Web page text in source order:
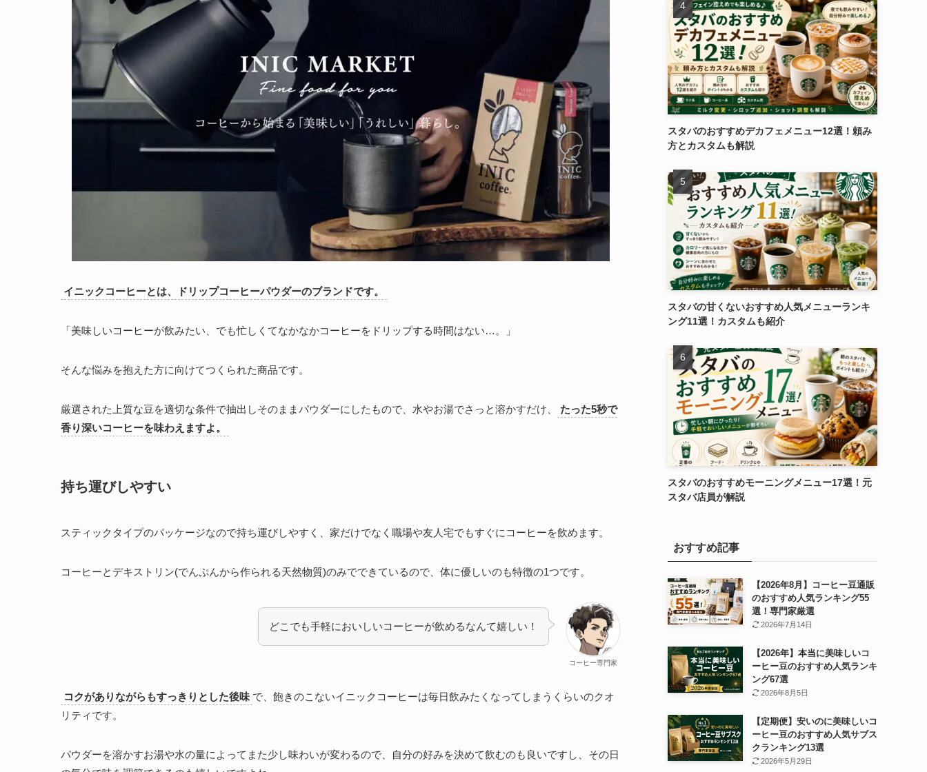
イニックコーヒーとは、ドリップコーヒーパウダーのブランドです。
「美味しいコーヒーが飲みたい、でも忙しくてなかなかコーヒーをドリップする時間はない…。」
そんな悩みを抱えた方に向けてつくられた商品です。
厳選された上質な豆を適切な条件で抽出しそのままパウダーにしたもので、水やお湯でさっと溶かすだけ、
たった5秒で
香り深いコーヒーを味わえますよ。
持ち運びしやすい
スティックタイプのパッケージなので持ち運びしやすく、家だけでなく職場や友人宅でもすぐにコーヒーを飲めます。
コーヒーとデキストリン(でんぷんから作られる天然物質)のみでできているので、体に優しいのも特徴の1つです。
コーヒー専門家
どこでも手軽においしいコーヒーが飲めるなんて嬉しい！
コクがありながらもすっきりとした後味 で、飽きのこないイニックコーヒーは毎日飲みたくなってしまうくらいのクオ
リティです。
パウダーを溶かすお湯や水の量によってまた少し味わいが変わるので、自分の好みを決めて飲むのも良いですし、その日
スタバのおすすめデカフェメニュー12選！頼み
方とカスタムも解説
スタバの甘くないおすすめ人気メニューランキ
ング11選！カスタムも紹介
スタバのおすすめモーニングメニュー17選！元
スタバ店員が解説
おすすめ記事
【2026年8月】コーヒー豆通販
のおすすめ人気ランキング55
選！専門家厳選
2026年7月14日
【2026年】本当に美味しいコ
ーヒー豆のおすすめ人気ランキ
ング67選
2026年8月5日
【定期便】安いのに美味しいコ
ーヒー豆のおすすめ人気サブス
クランキング13選
2026年5月29日